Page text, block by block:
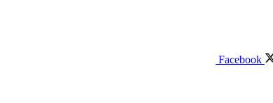
Facebook